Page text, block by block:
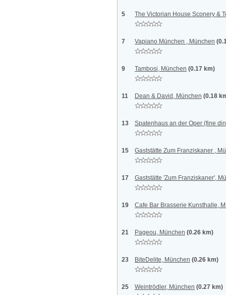
5 The Victorian House Sconery &
7 Vapiano München , München
9 Tambosi, München (0.17 km)
11 Dean & David, München (0.18
13 Spatenhaus an der Oper (fine
15 Gaststätte Zum Franziskaner ,
17 Gaststätte 'Zum Franziskaner',
19 Cafe Bar Brasserie Kunsthalle,
21 Pageou, München (0.26 km)
23 BiteDelite, München (0.26 km)
25 Weintrödler, München (0.27 km)